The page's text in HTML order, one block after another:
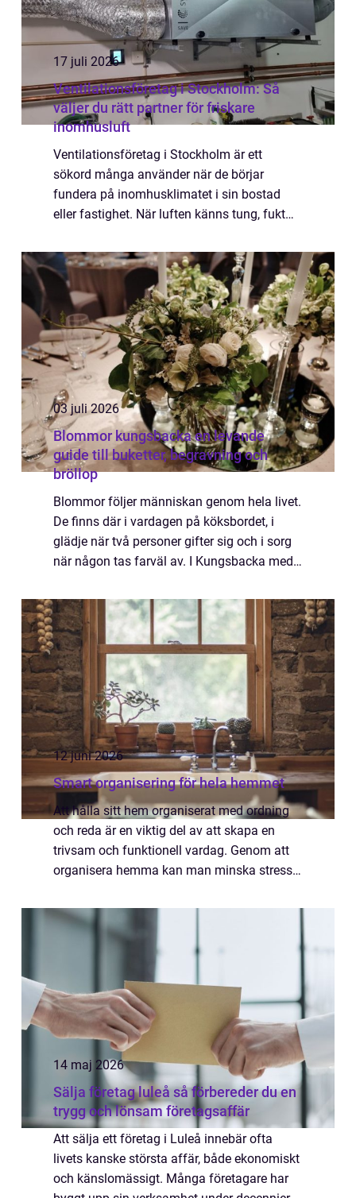
17 juli 2026
Ventilationsföretag i Stockholm: Så
väljer du rätt partner för friskare
inomhusluft
Ventilationsföretag i Stockholm är ett
sökord många använder när de börjar
fundera på inomhusklimatet i sin bostad
eller fastighet. När luften känns tung, fukt
03 juli 2026
Blommor kungsbacka en levande
guide till buketter, begravning och
bröllop
Blommor följer människan genom hela livet.
De finns där i vardagen på köksbordet, i
glädje när två personer gifter sig och i sorg
när någon tas farväl av. I Kungsbacka med
arrangemang vuxit sig starkt, både bland
priva...
12 juni 2026
Smart organisering för hela hemmet
Att hålla sitt hem organiserat med ordning
och reda är en viktig del av att skapa en
trivsam och funktionell vardag. Genom att
organisera hemma kan man minska stress,
harmoniskt boende. Trots att det...
14 maj 2026
Sälja företag luleå så förbereder du en
trygg och lönsam företagsaffär
Att sälja ett företag i Luleå innebär ofta
livets kanske största affär, både ekonomiskt
och känslomässigt. Många företagare har